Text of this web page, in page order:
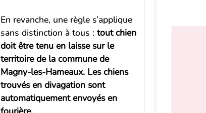
En revanche, une règle s’applique
sans distinction à tous : tout chien
doit être tenu en laisse sur le
territoire de la commune de
Magny-les-Hameaux. Les chiens
trouvés en divagation sont
automatiquement envoyés en